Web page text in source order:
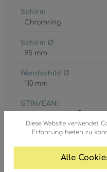
Diese Website verwendet
Erfahrung bieten zu
Alle
Schirm
Chromring
Schirm Ø
95 mm
Wandschild Ø
110 mm
GTIN/EAN: